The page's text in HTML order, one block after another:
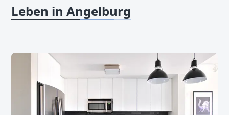
Leben in Angelburg